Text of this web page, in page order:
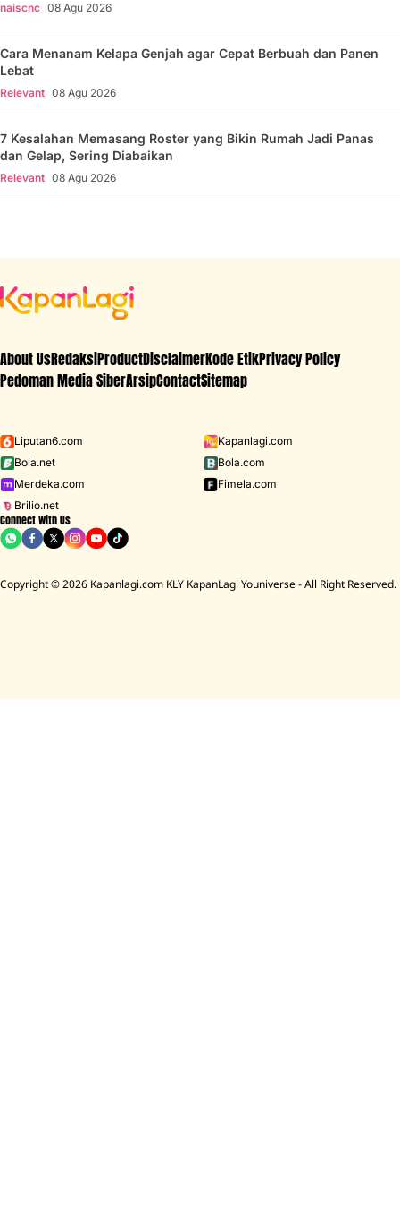
naiscnc 08 Agu 2026
Cara Menanam Kelapa Genjah agar Cepat Berbuah dan Panen
Lebat
Relevant 08 Agu 2026
7 Kesalahan Memasang Roster yang Bikin Rumah Jadi Panas
dan Gelap, Sering Diabaikan
Relevant 08 Agu 2026
About UsRedaksiProductDisclaimerKode EtikPrivacy Policy
Pedoman Media SiberArsipContactSitemap
Liputan6.com
Kapanlagi.com
Bola.net
Bola.com
Merdeka.com
Fimela.com
Brilio.net
Connect with Us
Copyright © 2026 Kapanlagi.com KLY KapanLagi Youniverse - All Right Reserved.